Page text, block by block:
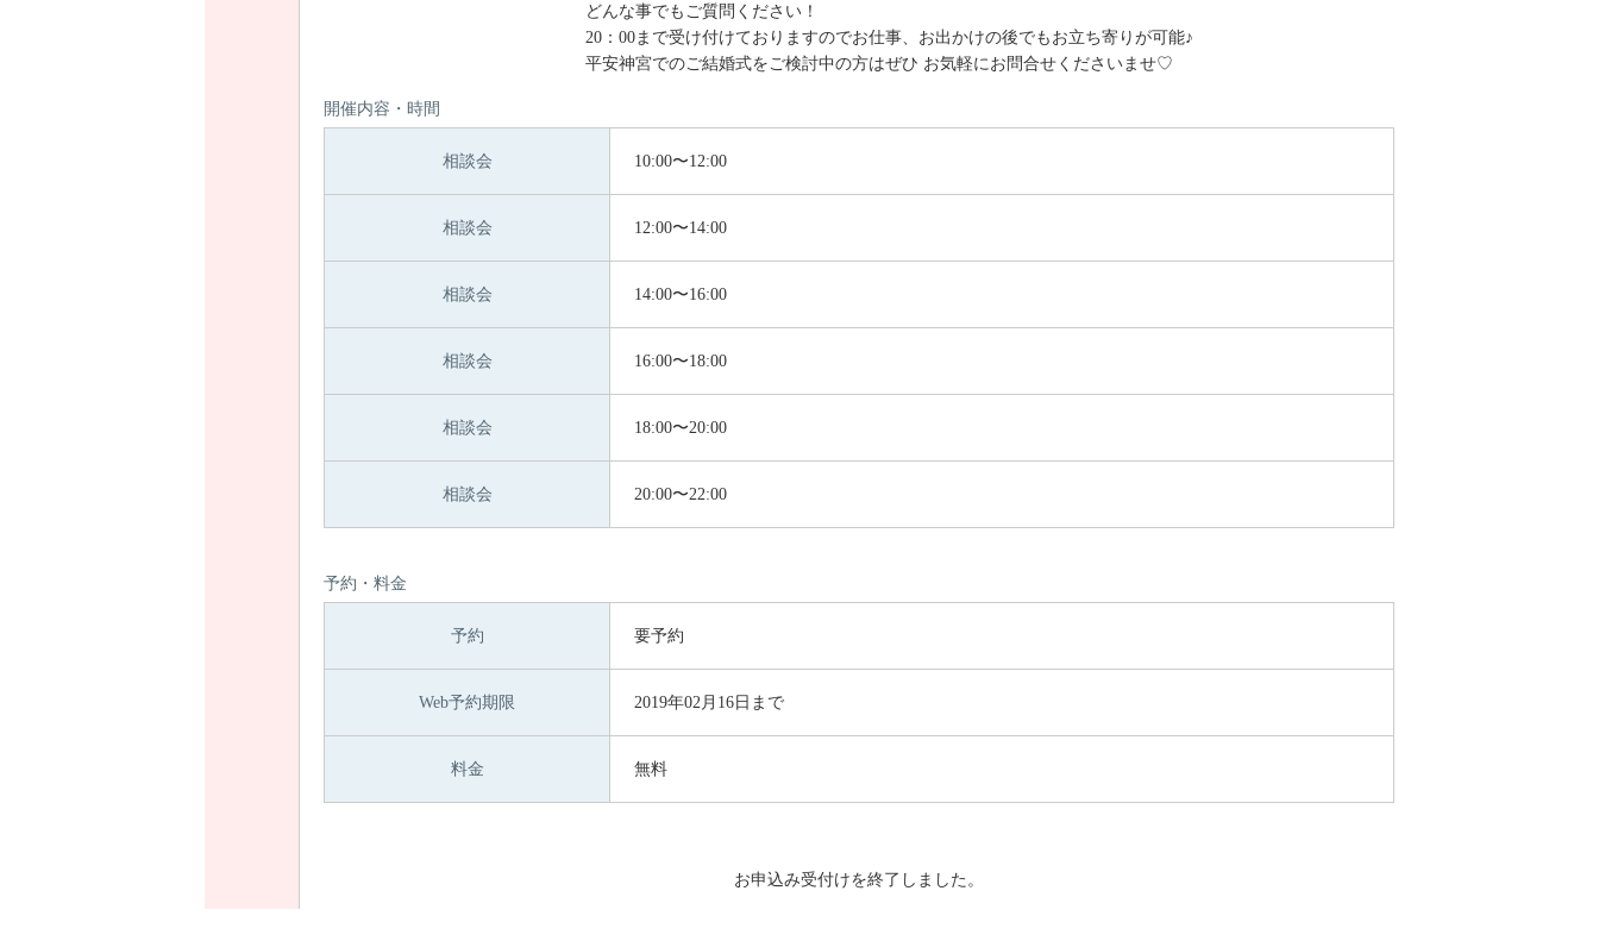
どんな事でもご質問ください！
20：00まで受け付けておりますのでお仕事、お出かけの後でもお立ち寄りが可能♪
平安神宮でのご結婚式をご検討中の方はぜひ お気軽にお問合せくださいませ♡
開催内容・時間
相談会 10:00〜12:00
相談会 12:00〜14:00
相談会 14:00〜16:00
相談会 16:00〜18:00
相談会 18:00〜20:00
相談会 20:00〜22:00
予約・料金
予約 要予約
Web予約期限 2019年02月16日まで
料金 無料
お申込み受付けを終了しました。